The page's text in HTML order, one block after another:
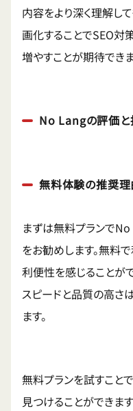
内容をより深く理解し
画化することでSEO対
増やすことが期待できま
No Langの評価
無料体験の推奨理
まずは無料プランで
をお勧めします。無料
利便性を感じることが
スピードと品質の高さ
ます。
無料プランを試すこと
見つけることができま